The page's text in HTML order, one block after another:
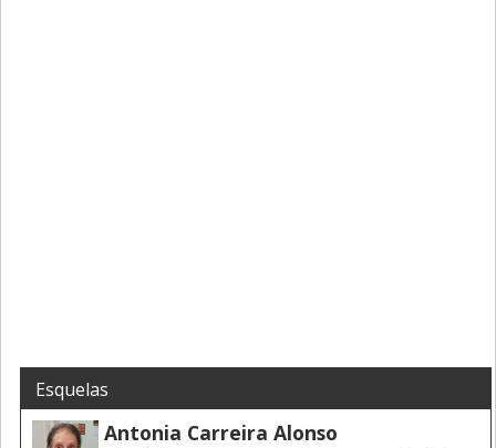
Esquelas
Antonia Carreira Alonso